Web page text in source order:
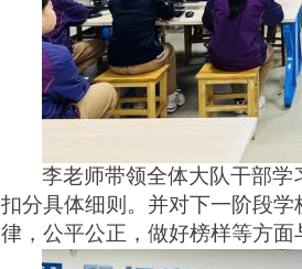
李老师带领全体大队干部
扣分具体细则。并对下一阶段
律，公平公正，做好榜样等方